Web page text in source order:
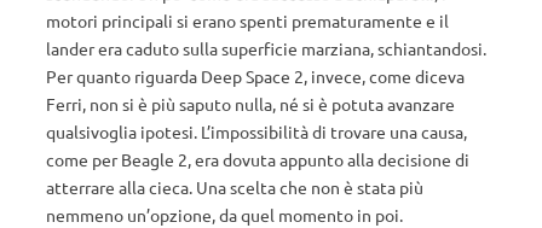
motori principali si erano spenti prematuramente e il
lander era caduto sulla superficie marziana, schiantandosi.
Per quanto riguarda Deep Space 2, invece, come diceva
Ferri, non si è più saputo nulla, né si è potuta avanzare
qualsivoglia ipotesi. L’impossibilità di trovare una causa,
come per Beagle 2, era dovuta appunto alla decisione di
atterrare alla cieca. Una scelta che non è stata più
nemmeno un’opzione, da quel momento in poi.